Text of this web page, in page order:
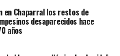
en Chaparral los restos de
desaparecidos hace
años